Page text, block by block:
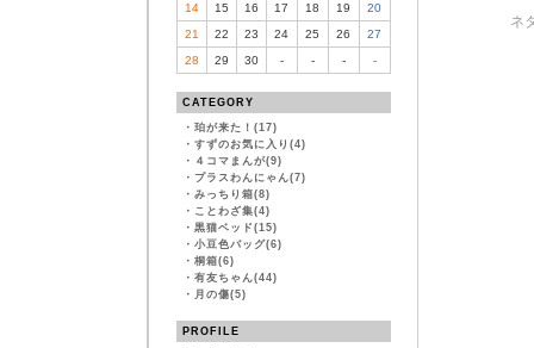
14
15 16 17 18 19
20
21
22 23 24 25 26
27
28
29 30 - - - -
CATEGORY
・ 珀が来た！(17)
・ すずのお気に入り(4)
・ ４コマまんが(9)
・ プラスわんにゃん(7)
・ みっちり箱(8)
・ ことわざ集(4)
・ 黒猫ベッド(15)
・ 小豆色バッグ(6)
・ 桐箱(6)
・ 有友ちゃん(44)
・ 月の傷(5)
PROFILE
ネ